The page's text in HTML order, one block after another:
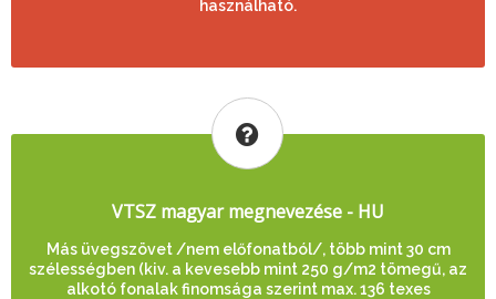
használható.
VTSZ magyar megnevezése - HU
Más üvegszövet /nem előfonatból/, több mint 30 cm
szélességben (kiv. a kevesebb mint 250 g/m2 tömegű, az
alkotó fonalak finomsága szerint max. 136 texes